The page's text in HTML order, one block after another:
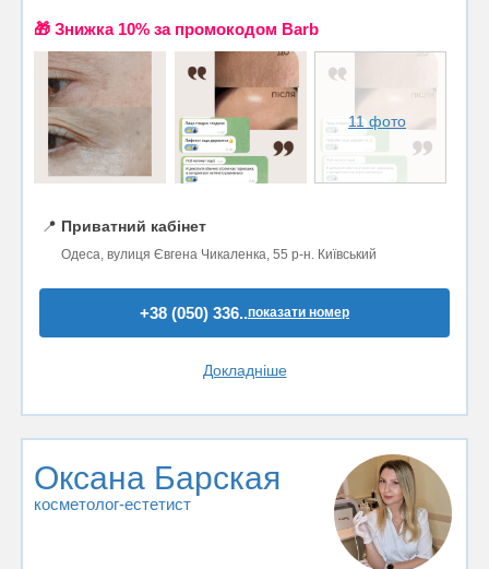
🎁 Знижка 10% за промокодом Barb
11 фото
📍 Приватний кабінет
Одеса, вулиця Євгена Чикаленка, 55 р-н. Київський
+38 (050) 336..показати номер
Докладніше
Оксана Барская
косметолог-естетист